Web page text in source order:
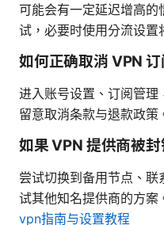
可能会有一定延迟增高的
试，必要时使用分流设置
如何正确取消 VPN 订
进入账号设置、订阅管
留意取消条款与退款政策
如果 VPN 提供商被
尝试切换到备用节点、
试其他知名提供商的方案
vpn指南与设置教程